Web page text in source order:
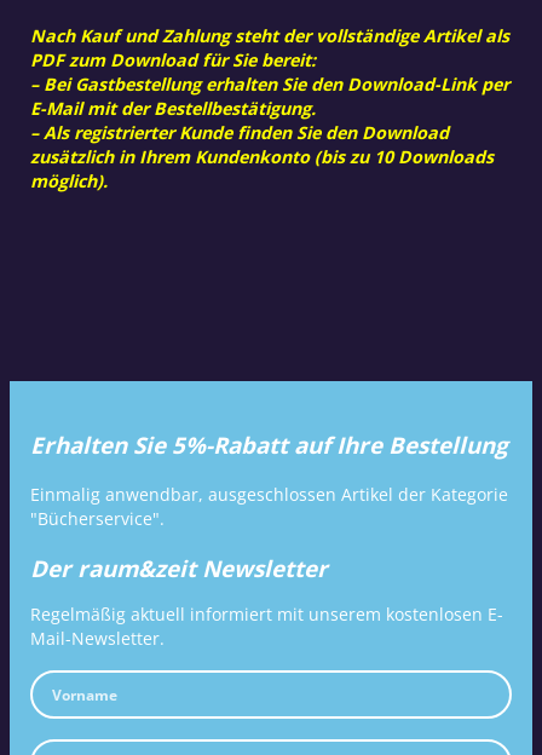
Nach Kauf und Zahlung steht der vollständige Artikel als
PDF zum Download für Sie bereit:
– Bei Gastbestellung erhalten Sie den Download-Link per
E-Mail mit der Bestellbestätigung.
– Als registrierter Kunde finden Sie den Download
zusätzlich in Ihrem Kundenkonto (bis zu 10 Downloads
möglich).
Erhalten Sie 5%-Rabatt auf Ihre Bestellung
Einmalig anwendbar, ausgeschlossen Artikel der Kategorie
"Bücherservice".
Der raum&zeit Newsletter
Regelmäßig aktuell informiert mit unserem kostenlosen E-
Mail-Newsletter.